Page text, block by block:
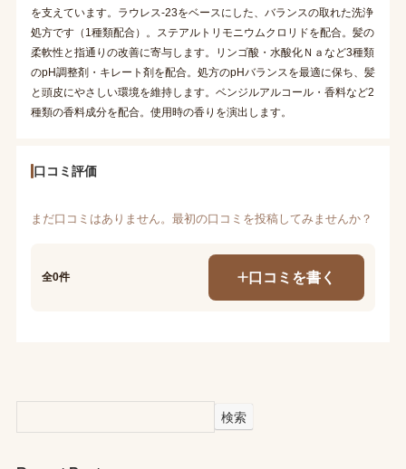
を支えています。ラウレス-23をベースにした、バランスの取れた洗浄
処方です（1種類配合）。ステアルトリモニウムクロリドを配合。髪の
柔軟性と指通りの改善に寄与します。リンゴ酸・水酸化Ｎａなど3種類
のpH調整剤・キレート剤を配合。処方のpHバランスを最適に保ち、髪
と頭皮にやさしい環境を維持します。ベンジルアルコール・香料など2
種類の香料成分を配合。使用時の香りを演出します。
口コミ評価
まだ口コミはありません。最初の口コミを投稿してみませんか？
全0件 口コミを書く
検索